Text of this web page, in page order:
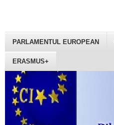
PARLAMENTUL EUROPEAN
ERASMUS+